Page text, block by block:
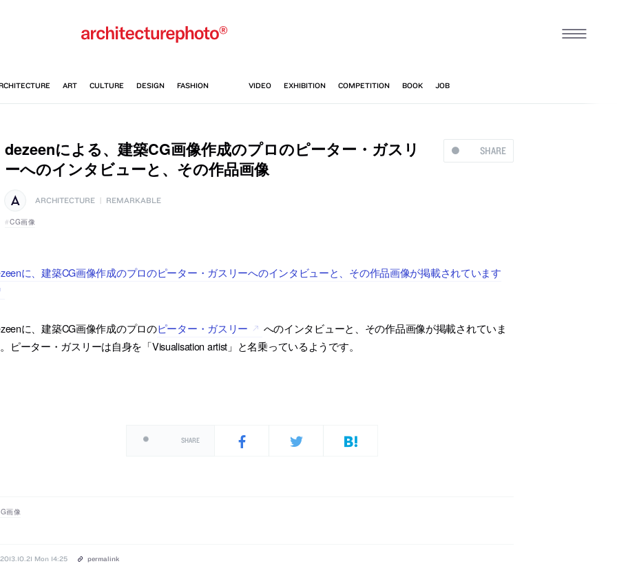
SHARE
dezeenによる、建築CG画像作成のプロのピーター・ガスリ
ーへのインタビューと、その作品画像
ARCHITECTURE REMARKABLE
CG画像
に、建築CG画像作成のプロのピーター・ガスリーへのインタビューと、その作品画像が掲載されています
に、建築CG画像作成のプロのピーター・ガスリー
へのインタビューと、その作品画像が掲載されていま
ピーター・ガスリーは自身を「Visualisation artist」と名乗っているようです。
SHARE
画像
2013.10.21 Mon 14:25 permalink